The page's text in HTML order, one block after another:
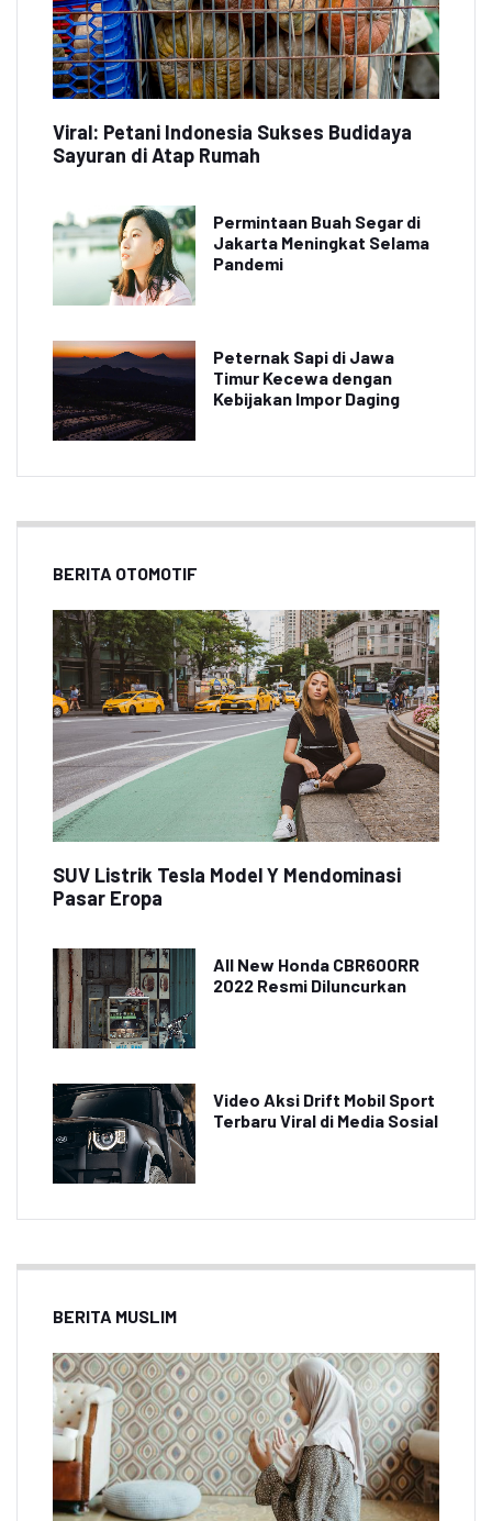
Viral: Petani Indonesia Sukses Budidaya
Sayuran di Atap Rumah
Permintaan Buah Segar di
Jakarta Meningkat Selama
Pandemi
Peternak Sapi di Jawa
Timur Kecewa dengan
Kebijakan Impor Daging
BERITA OTOMOTIF
SUV Listrik Tesla Model Y Mendominasi
Pasar Eropa
All New Honda CBR600RR
2022 Resmi Diluncurkan
Video Aksi Drift Mobil Sport
Terbaru Viral di Media Sosial
BERITA MUSLIM